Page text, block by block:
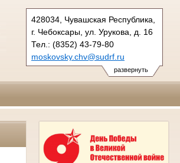
развернуть
428034, Чувашская Республика,
г. Чебоксары, ул. Урукова, д. 16
Тел.: (8352) 43-79-80
moskovsky.chv@sudrf.ru